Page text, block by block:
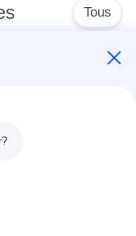
Tous